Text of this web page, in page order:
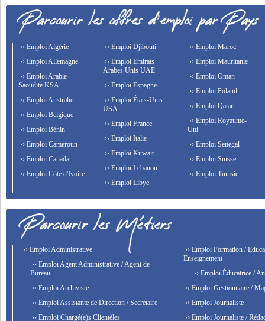
›› Emploi Algérie
›› Emploi Allemagne
›› Emploi Arabie
Saoudite KSA
›› Emploi Australie
›› Emploi Belgique
›› Emploi Bénin
›› Emploi Cameroun
›› Emploi Canada
›› Emploi Côte d'Ivoire
›› Emploi Djibouti
›› Emploi Émirats
Arabes Unis UAE
›› Emploi Espagne
›› Emploi États-Unis
USA
›› Emploi France
›› Emploi Italie
›› Emploi Kuwait
›› Emploi Lebanon
›› Emploi Libye
›› Emploi Maroc
›› Emploi Mauritanie
›› Emploi Oman
›› Emploi Poland
›› Emploi Qatar
›› Emploi Royaume-
Uni
›› Emploi Senegal
›› Emploi Suisse
›› Emploi Tunisie
›› Emploi Administrative
›› Emploi Agent Administrative / Agent de
Bureau
›› Emploi Archiviste
›› Emploi Assistante de Direction / Secrétaire
›› Emploi Chargé(e)s Clientèles
›› Emploi Formation /
Enseignement
›› Emploi Éducatrice /
›› Emploi Gestionnaire /
›› Emploi Journaliste
›› Emploi Journaliste /